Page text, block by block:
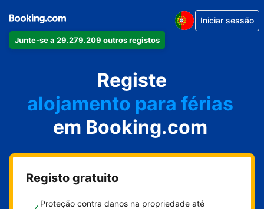
Junte-se a 29.279.209 outros registos
Iniciar sessão
Registe
o seu apartamento
o seu hotel
alojamento para férias
a sua villa
o seu hostel
em Booking.com
Registo gratuito
Proteção contra danos na propriedade até